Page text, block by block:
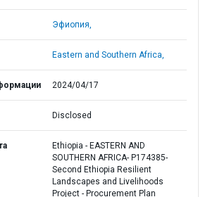
Эфиопия,
Eastern and Southern Africa,
2024/04/17
Disclosed
Ethiopia - EASTERN AND
SOUTHERN AFRICA- P174385-
Second Ethiopia Resilient
Landscapes and Livelihoods
Project - Procurement Plan